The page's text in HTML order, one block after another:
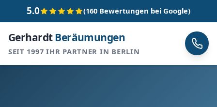
5.0 (160 Bewertungen bei Google)
GerhardtBeräumungen
SEIT 1997 IHR PARTNER IN BERLIN